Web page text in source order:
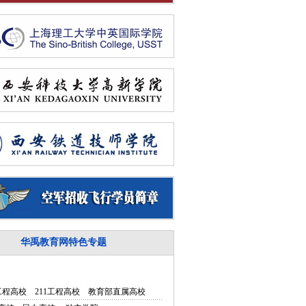
华禹教育网特色专题
程高校 211工程高校
教育部直属高校